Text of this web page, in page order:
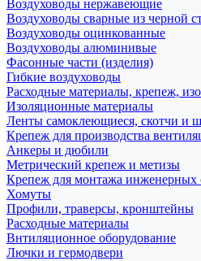
Воздуховоды нержавеющие
Воздуховоды сварные из черной
Воздуховоды оцинкованные
Воздуховоды алюминивые
Фасонные части (изделия)
Гибкие воздуховоды
Расходные материалы, крепеж,
Изоляционные материалы
Ленты самоклеющиеся, скотчи и
Крепеж для производства
Анкеры и дюбили
Метрический крепеж и метизы
Крепеж для монтажа инженерных
Хомуты
Профили, траверсы, кронштейны
Расходные материалы
Внтиляционное оборудование
Лючки и гермодвери